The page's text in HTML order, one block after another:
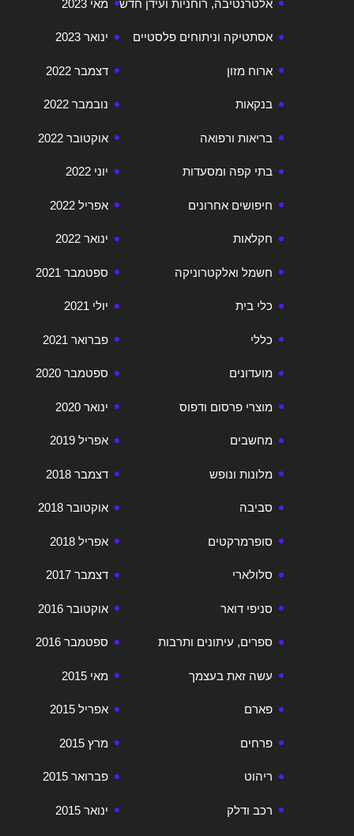
מאי 2023
ינואר 2023
דצמבר 2022
נובמבר 2022
אוקטובר 2022
יוני 2022
אפריל 2022
ינואר 2022
ספטמבר 2021
יולי 2021
פברואר 2021
ספטמבר 2020
ינואר 2020
אפריל 2019
דצמבר 2018
אוקטובר 2018
אפריל 2018
דצמבר 2017
אוקטובר 2016
ספטמבר 2016
מאי 2015
אפריל 2015
מרץ 2015
פברואר 2015
ינואר 2015
אלטרנטיבה, רוחניות ועידן חדש
אסתטיקה וניתוחים פלסטיים
ארוח מזון
בנקאות
בריאות ורפואה
בתי קפה ומסעדות
חיפושים אחרונים
חקלאות
חשמל ואלקטרוניקה
כלי בית
כללי
מועדונים
מוצרי פרסום ודפוס
מחשבים
מלונות ונופש
סביבה
סופרמרקטים
סלולארי
סניפי דואר
ספרים, עיתונים ותרבות
עשה זאת בעצמך
פארם
פרחים
ריהוט
רכב ודלק